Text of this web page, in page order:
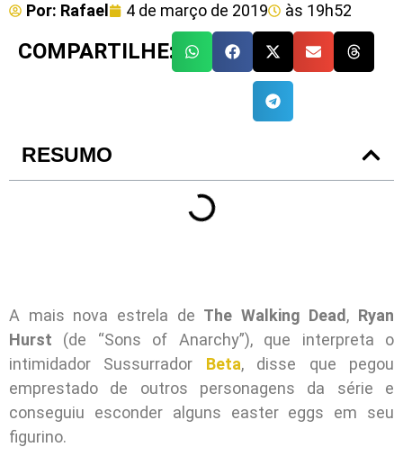
Por: Rafael 4 de março de 2019 às 19h52
COMPARTILHE:
RESUMO
A mais nova estrela de The Walking Dead, Ryan
Hurst (de “Sons of Anarchy”), que interpreta o
intimidador Sussurrador Beta, disse que pegou
emprestado de outros personagens da série e
conseguiu esconder alguns easter eggs em seu
figurino.